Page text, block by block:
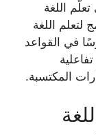
اللغة
لتعلم اللغة
في القواعد
المكتسبة.